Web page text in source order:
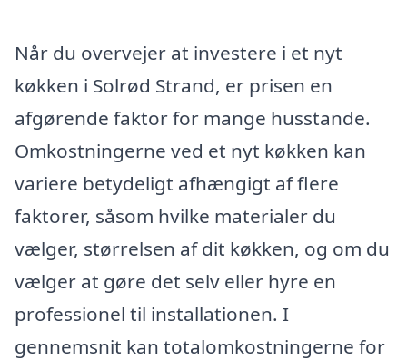
Når du overvejer at investere i et nyt
køkken i Solrød Strand, er prisen en
afgørende faktor for mange husstande.
Omkostningerne ved et nyt køkken kan
variere betydeligt afhængigt af flere
faktorer, såsom hvilke materialer du
vælger, størrelsen af dit køkken, og om du
vælger at gøre det selv eller hyre en
professionel til installationen. I
gennemsnit kan totalomkostningerne for